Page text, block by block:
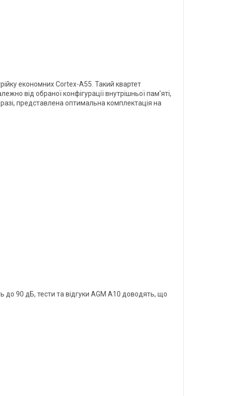
економних Cortex-A55. Такий квартет
від обраної конфігурації внутрішньої пам'яті,
представлена оптимальна комплектація на
90 дБ, тести та відгуки AGM A10 доводять, що